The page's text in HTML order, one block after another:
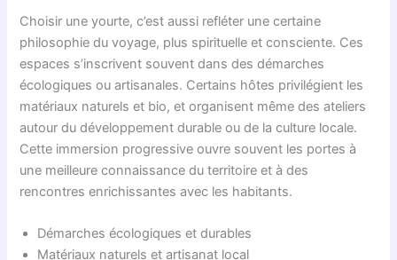
Choisir une yourte, c’est aussi refléter une certaine
philosophie du voyage, plus spirituelle et consciente. Ces
espaces s’inscrivent souvent dans des démarches
écologiques ou artisanales. Certains hôtes privilégient les
matériaux naturels et bio, et organisent même des ateliers
autour du développement durable ou de la culture locale.
Cette immersion progressive ouvre souvent les portes à
une meilleure connaissance du territoire et à des
rencontres enrichissantes avec les habitants.
Démarches écologiques et durables
Matériaux naturels et artisanat local